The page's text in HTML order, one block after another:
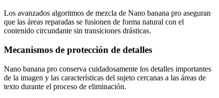
Los avanzados algoritmos de mezcla de Nano banana pro aseguran
que las áreas reparadas se fusionen de forma natural con el
contenido circundante sin transiciones drásticas.
Mecanismos de protección de detalles
Nano banana pro conserva cuidadosamente los detalles importantes
de la imagen y las características del sujeto cercanas a las áreas de
texto durante el proceso de eliminación.